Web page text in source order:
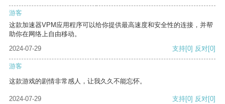
游客
这款加速器VPM应用程序可以给你提供最高速度和安全性的连接，并帮
助你在网络上自由移动。
2024-07-29
支持[0] 反对[0]
游客
这款游戏的剧情非常感人，让我久久不能忘怀。
2024-07-29 支持[0] 反对[0]